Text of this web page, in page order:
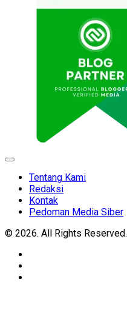
Expand
Tentang Kami
Redaksi
Kontak
Pedoman Media Siber
© 2026. All Rights Reserved.